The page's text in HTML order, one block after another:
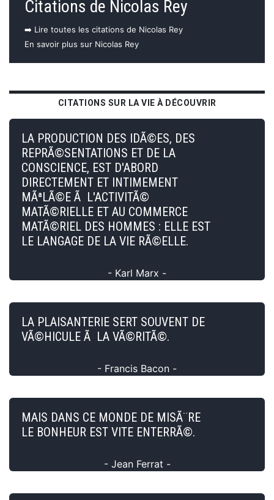
Citations de Nicolas Rey
➡️ Lire toutes les citations de Nicolas Rey
En savoir plus sur Nicolas Rey
CITATIONS SUR LA VIE À DÉCOUVRIR
LA PRODUCTION DES IDÃ©ES, DES
REPRÃ©SENTATIONS ET DE LA
CONSCIENCE, EST D'ABORD
DIRECTEMENT ET INTIMEMENT
MÃªLÃ©E Ã L'ACTIVITÃ©
MATÃ©RIELLE ET AU COMMERCE
MATÃ©RIEL DES HOMMES : ELLE EST
LE LANGAGE DE LA VIE RÃ©ELLE.
- Karl Marx -
LA PLAISANTERIE SERT SOUVENT DE
VÃ©HICULE Ã LA VÃ©RITÃ©.
- Francis Bacon -
MAIS DANS CE MONDE DE MISÃ¨RE
LE BONHEUR EST VITE ENTERRÃ©.
- Jean Ferrat -